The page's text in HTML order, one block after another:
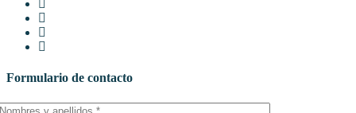
Formulario de contacto